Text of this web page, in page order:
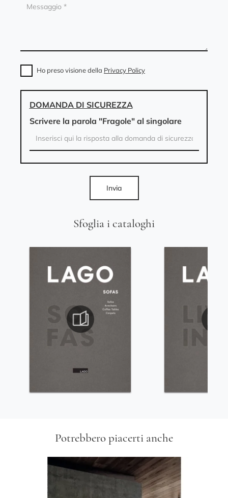
Sfoglia i cataloghi
Ho preso visione della Privacy Policy
DOMANDA DI SICUREZZA
Scrivere la parola "Fragole" al singolare
Invia
Potrebbero piacerti anche